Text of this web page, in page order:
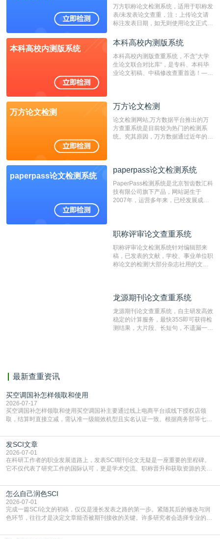
万方职称论文检测系统，适用于职称发
表/未发表论文查重，注：上传论文请
标注发表日期，如无则使用论文正式发
成时间作为发表日期。
本科高校内测版系统
本科高校内测版系统
本科高校内测版查重系统，不含”大学
生论文联合对比库“，是专科、本科毕
业论文初稿、中稿修改查重首选！——
万方论文检测
万方论文检测
论文检测网站,万方数据平台推出的万
方查重系统是目前较为热门的检测系
统。究其原因，万方数据通过近年的发
非。其次，相对于知网而言，万方检测
重的推荐系统。
paperpass论文检测系统
paperpass论文检测系统
PaperPass检测系统是北京智齿数汇科
技有限公司旗下产品，网站诞生于
2007年，运营多年来，已经发展成为
检测速度快、精度高，市场反映良好。
职称评审论文查重系统
职称评审论文检测系统针对编辑部来
稿，已发表的文献，学校、事业单位职
称论文的检测!大部分杂志社用的文献
编辑部检测来稿和已发表的文献,检测
测时注意填写第一作者,才能排除已发
表文献复制比。（限制字符数1万）
龙源期刊论文查重系统
龙源期刊论文查重系统，自主研发高效
稳定的计算服务，最快35S即可获得检
测结果，大片段、长短句，不遗漏一处
最新查重资讯
买空调国补怎样领取和使用
2026-07-17
买空调国补怎样领取和使用买空调国补主要通过线上电商平台或线下授权店领
取，结算时直接立减‌，需认准一级能效机型且实名认证一致。根据商务部等七部
能领到补贴首选‌京东APP‌搜索专属口令(如【家电补贴1637】、【国补立省
4949】等，口令会随活动更新，以页面显示为准)进入补贴专场。淘宝/天猫也可
复制粘贴【8$FKFGgJq
发SCI文章
2026-07-01
在科研工作者的职业发展道路上，发表SCI期刊论文无疑是一座重要的里程碑。
它不仅代表了研究工作的国际认可，更是学术交流、职称晋升和获取资源的关键
战与困惑。从选题立意到投稿回应，每一步都需要精心的策略与扎实的工作。本
篇AEIC学术交流中心小编就为大家介绍“发SCI文章”。一、精准定位是成功的第
一步发表SCI文章，首要解决的问题是“投
怎么自己润色SCI
2026-07-01
完成一篇SCI论文的初稿，仅仅是漫长发表之路的第一步。紧随其后的修改与润
色环节，往往才是决定文章能否被期刊接收的关键。许多研究者会选择专业的语
质量，更能在此过程中深化对学术写作的理解。如何系统、高效地打磨自己的论